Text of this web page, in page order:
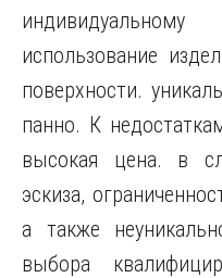
использование
поверхности.
панно. К
высокая цена. в
эскиза,
а также
выбора